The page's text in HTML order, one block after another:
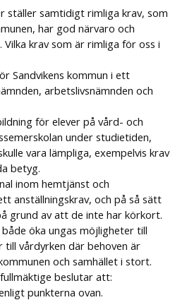
ställer samtidigt rimliga krav, som
har god närvaro och
Vilka krav som är rimliga för oss i
Sandvikens kommun i ett
arbetslivsnämnden och
för elever på vård- och
under studietiden,
vara lämpliga, exempelvis krav
betyg.
inom hemtjänst och
anställningskrav, och på så sätt
grund av att de inte har körkort.
öka ungas möjligheter till
till vårdyrken där behoven är
och samhället i stort.
beslutar att:
punkterna ovan.